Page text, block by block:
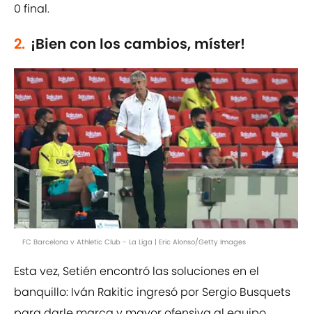
0 final.
2. ¡Bien con los cambios, míster!
FC Barcelona v Athletic Club - La Liga | Eric Alonso/Getty Images
Esta vez, Setién encontró las soluciones en el
banquillo: Iván Rakitic ingresó por Sergio Busquets